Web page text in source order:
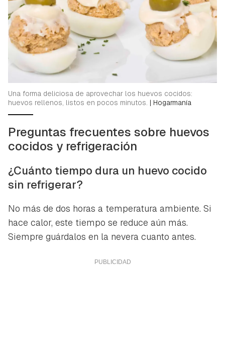
Una forma deliciosa de aprovechar los huevos cocidos:
huevos rellenos, listos en pocos minutos. | Hogarmanía
Preguntas frecuentes sobre huevos
cocidos y refrigeración
¿Cuánto tiempo dura un huevo cocido
sin refrigerar?
No más de dos horas a temperatura ambiente. Si
hace calor, este tiempo se reduce aún más.
Siempre guárdalos en la nevera cuanto antes.